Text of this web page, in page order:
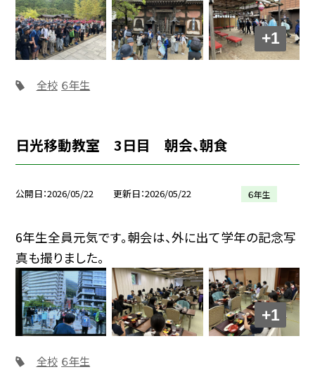
+1
全校 ６年生
日光移動教室 3日目 朝会、朝食
公開日 2026/05/22 更新日 2026/05/22 ６年生
6年生全員元気です。朝会は、外に出て学年の記念写
真も撮りました。
+1
全校 ６年生